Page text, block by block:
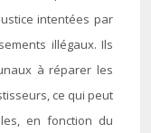
intentées par
illégaux. Ils
à réparer les
ce qui peut
en fonction du